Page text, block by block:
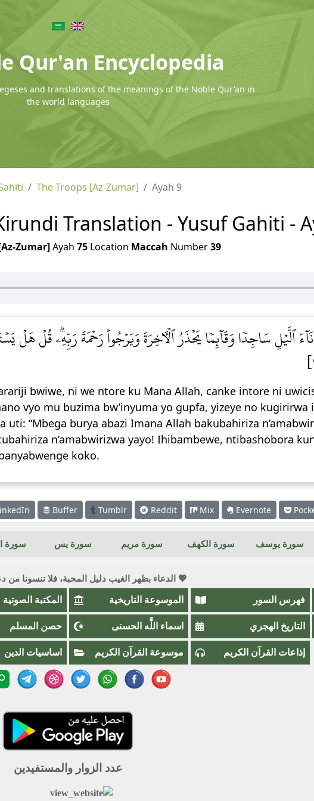
Qur'an Encyclopedia
and translations of the meanings of the Noble Qur'an in
the world languages
The Troops [Az-Zumar] Ayah 9
Translation - Yusuf Gahiti -
Zumar]Ayah 75Location Maccah Number39
ٱلَّيۡلِ سَاجِدٗا وَقَآئِمٗا يَحۡذَرُ ٱلۡأٓخِرَةَ وَيَرۡجُواْ رَحۡمَةَ رَبِّهِۦۗ قُلۡ هَلۡ
bwiwe, ni we ntore ku Mana Allah, canke intore ni
vyo mu buzima bw’inyuma yo gupfa, yizeye no kugirirwa
uti: “Mbega burya abazi Imana Allah bakubahiriza
n’amabwirizwa yayo! Ihibambewe, ntibashobora
koko.
Buffer Tumblr Reddit Mix Evernote
سورة يوسف سورة الكهف سورة مريم سورة يس سورة
💖 الدعاء بظهر الغيب دليل المحبة، فلا تنسونا
فهرس السور الموسوعة التاريخية المكتبة الصوتية
التاريخ الهجري اسماء اللَّٰه الحسنى حصن المسلم
إذاعات القرآن الكريم موسوعة القرآن الكريم اساسيات الدين
عدد الزوار والمستفيدين